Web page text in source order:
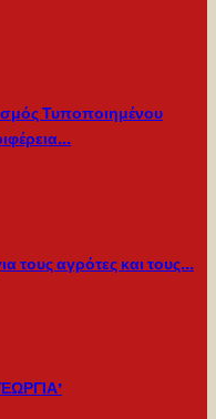
Τυποποιημένου
τους αγρότες και τους…